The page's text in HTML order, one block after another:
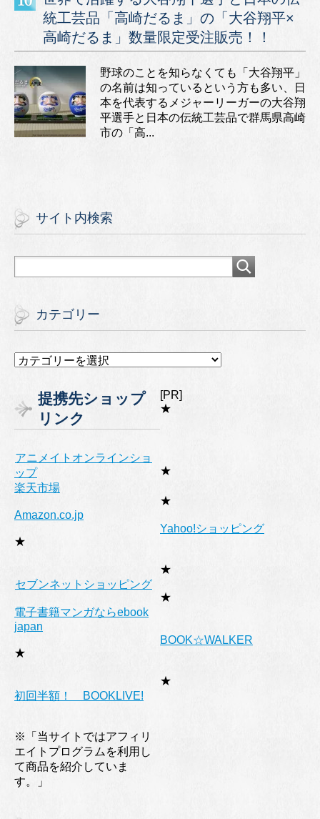
統工芸品「高崎だるま」の「大谷翔平×
高崎だるま」数量限定受注販売！！
野球のことを知らなくても「大谷翔平」
の名前は知っているという方も多い、日
本を代表するメジャーリーガーの大谷翔
平選手と日本の伝統工芸品で群馬県高崎
市の「高...
サイト内検索
カテゴリー
カ
リ
ー
提携先ショップ
リンク
[PR]
★
アニメイトオンラインショ
ップ
★
楽天市場
★
Amazon.co.jp
★
Yahoo!ショッピング
★
セブンネットショッピング
★
電子書籍マンガならebook
japan
★
BOOK☆WALKER
★
初回半額！ BOOKLIVE!
※「当サイトではアフィリ
エイトプログラムを利用し
て商品を紹介していま
す。」